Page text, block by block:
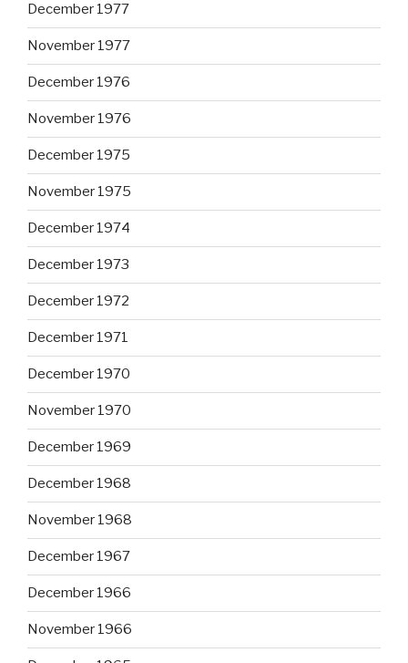
December 1977
November 1977
December 1976
November 1976
December 1975
November 1975
December 1974
December 1973
December 1972
December 1971
December 1970
November 1970
December 1969
December 1968
November 1968
December 1967
December 1966
November 1966